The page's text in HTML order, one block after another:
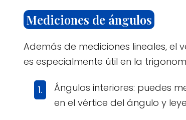
Mediciones de ángulos
Además de mediciones lineales, el
es especialmente útil en la
Ángulos interiores: puedes
en el vértice del ángulo y